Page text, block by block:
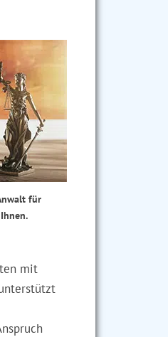
für
mit